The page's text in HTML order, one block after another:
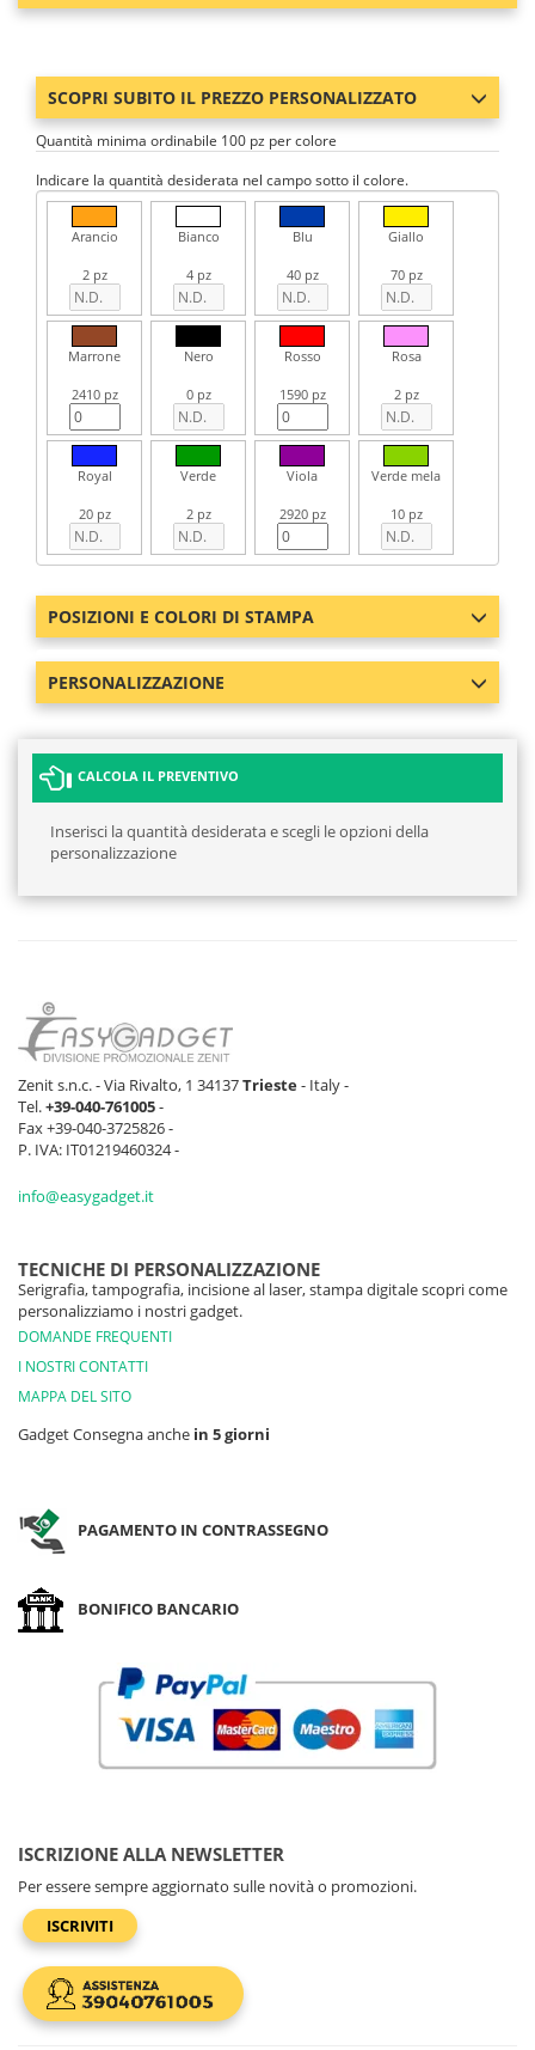
SCOPRI SUBITO IL PREZZO PERSONALIZZATO
Quantità minima ordinabile 100 pz per colore
Indicare la quantità desiderata nel campo sotto il colore.
Arancio
2 pz
Bianco
4 pz
Blu
40 pz
Giallo
70 pz
Marrone
2410 pz
Nero
0 pz
Rosso
1590 pz
Rosa
2 pz
Royal
20 pz
Verde
2 pz
Viola
2920 pz
Verde mela
10 pz
POSIZIONI E COLORI DI STAMPA
PERSONALIZZAZIONE
CALCOLA IL PREVENTIVO
Inserisci la quantità desiderata e scegli le opzioni della
personalizzazione
Zenit s.n.c. - Via Rivalto, 1 34137Trieste- Italy -
Tel.+39-040-761005-
Fax +39-040-3725826 -
P. IVA: IT01219460324 -
info@easygadget.it
TECNICHE DI PERSONALIZZAZIONE
Serigrafia, tampografia, incisione al laser, stampa digitale scopri come
personalizziamo i nostri gadget.
DOMANDE FREQUENTI
I NOSTRI CONTATTI
MAPPA DEL SITO
Gadget Consegna anche in 5 giorni
PAGAMENTO IN CONTRASSEGNO
BONIFICO BANCARIO
ISCRIZIONE ALLA NEWSLETTER
Per essere sempre aggiornato sulle novità o promozioni.
ISCRIVITI